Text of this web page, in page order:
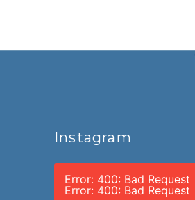
Instagram
Error: 400: Bad Request
Error: 400: Bad Request